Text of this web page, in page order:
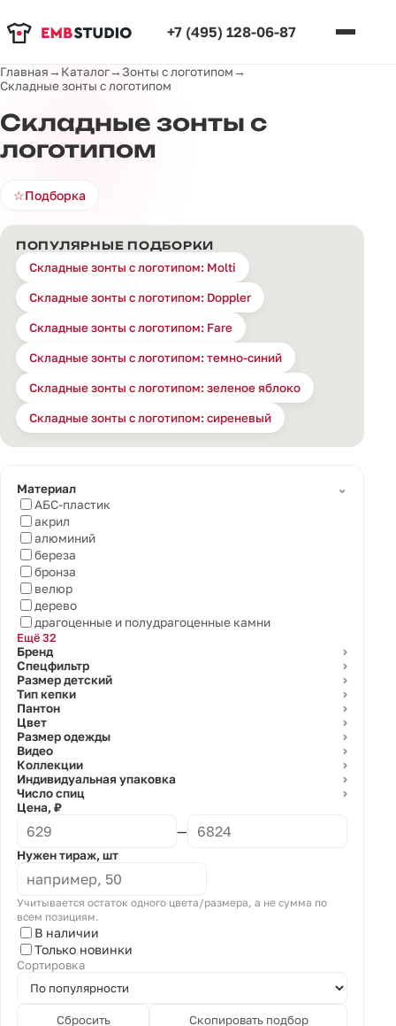
+7 (495) 128-06-87
Главная→ Каталог→Зонты с логотипом→
Складные зонты с логотипом
Складные зонты с
логотипом
☆Подборка
ПОПУЛЯРНЫЕ ПОДБОРКИ
Складные зонты с логотипом: Molti
Складные зонты с логотипом: Doppler
Складные зонты с логотипом: Fare
Складные зонты с логотипом: темно-синий
Складные зонты с логотипом: зеленое яблоко
Складные зонты с логотипом: сиреневый
Материал
⌄
АБС-пластик
акрил
алюминий
береза
бронза
велюр
дерево
драгоценные и полудрагоценные камни
Ещё 32
Бренд
⌄
Спецфильтр ⌄
Размер детский ⌄
Тип кепки ⌄
Пантон ⌄
Цвет ⌄
Размер одежды ⌄
Видео ⌄
Коллекции ⌄
Индивидуальная упаковка ⌄
Число спиц ⌄
Цена, ₽
—
Нужен тираж, шт
Учитывается остаток одного цвета/размера, а не сумма по
всем позициям.
В наличии
Только новинки
Сортировка
Сбросить Скопировать подбор